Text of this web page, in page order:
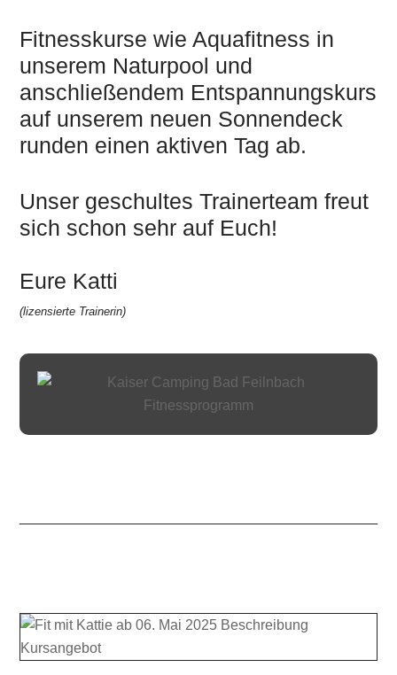
Fitnesskurse wie Aquafitness in
unserem Naturpool und
anschließendem Entspannungskurs
auf unserem neuen Sonnendeck
runden einen aktiven Tag ab.
Unser geschultes Trainerteam freut
sich schon sehr auf Euch!
Eure Katti
(lizensierte Trainerin)